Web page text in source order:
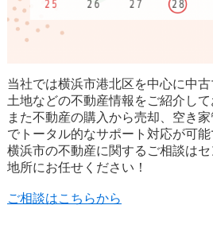
当社では横浜市港北区を中心に中
土地などの不動産情報をご紹介して
また不動産の購入から売却、空き
でトータル的なサポート対応が可能
横浜市の不動産に関するご相談は
地所にお任せください！
ご相談はこちらから